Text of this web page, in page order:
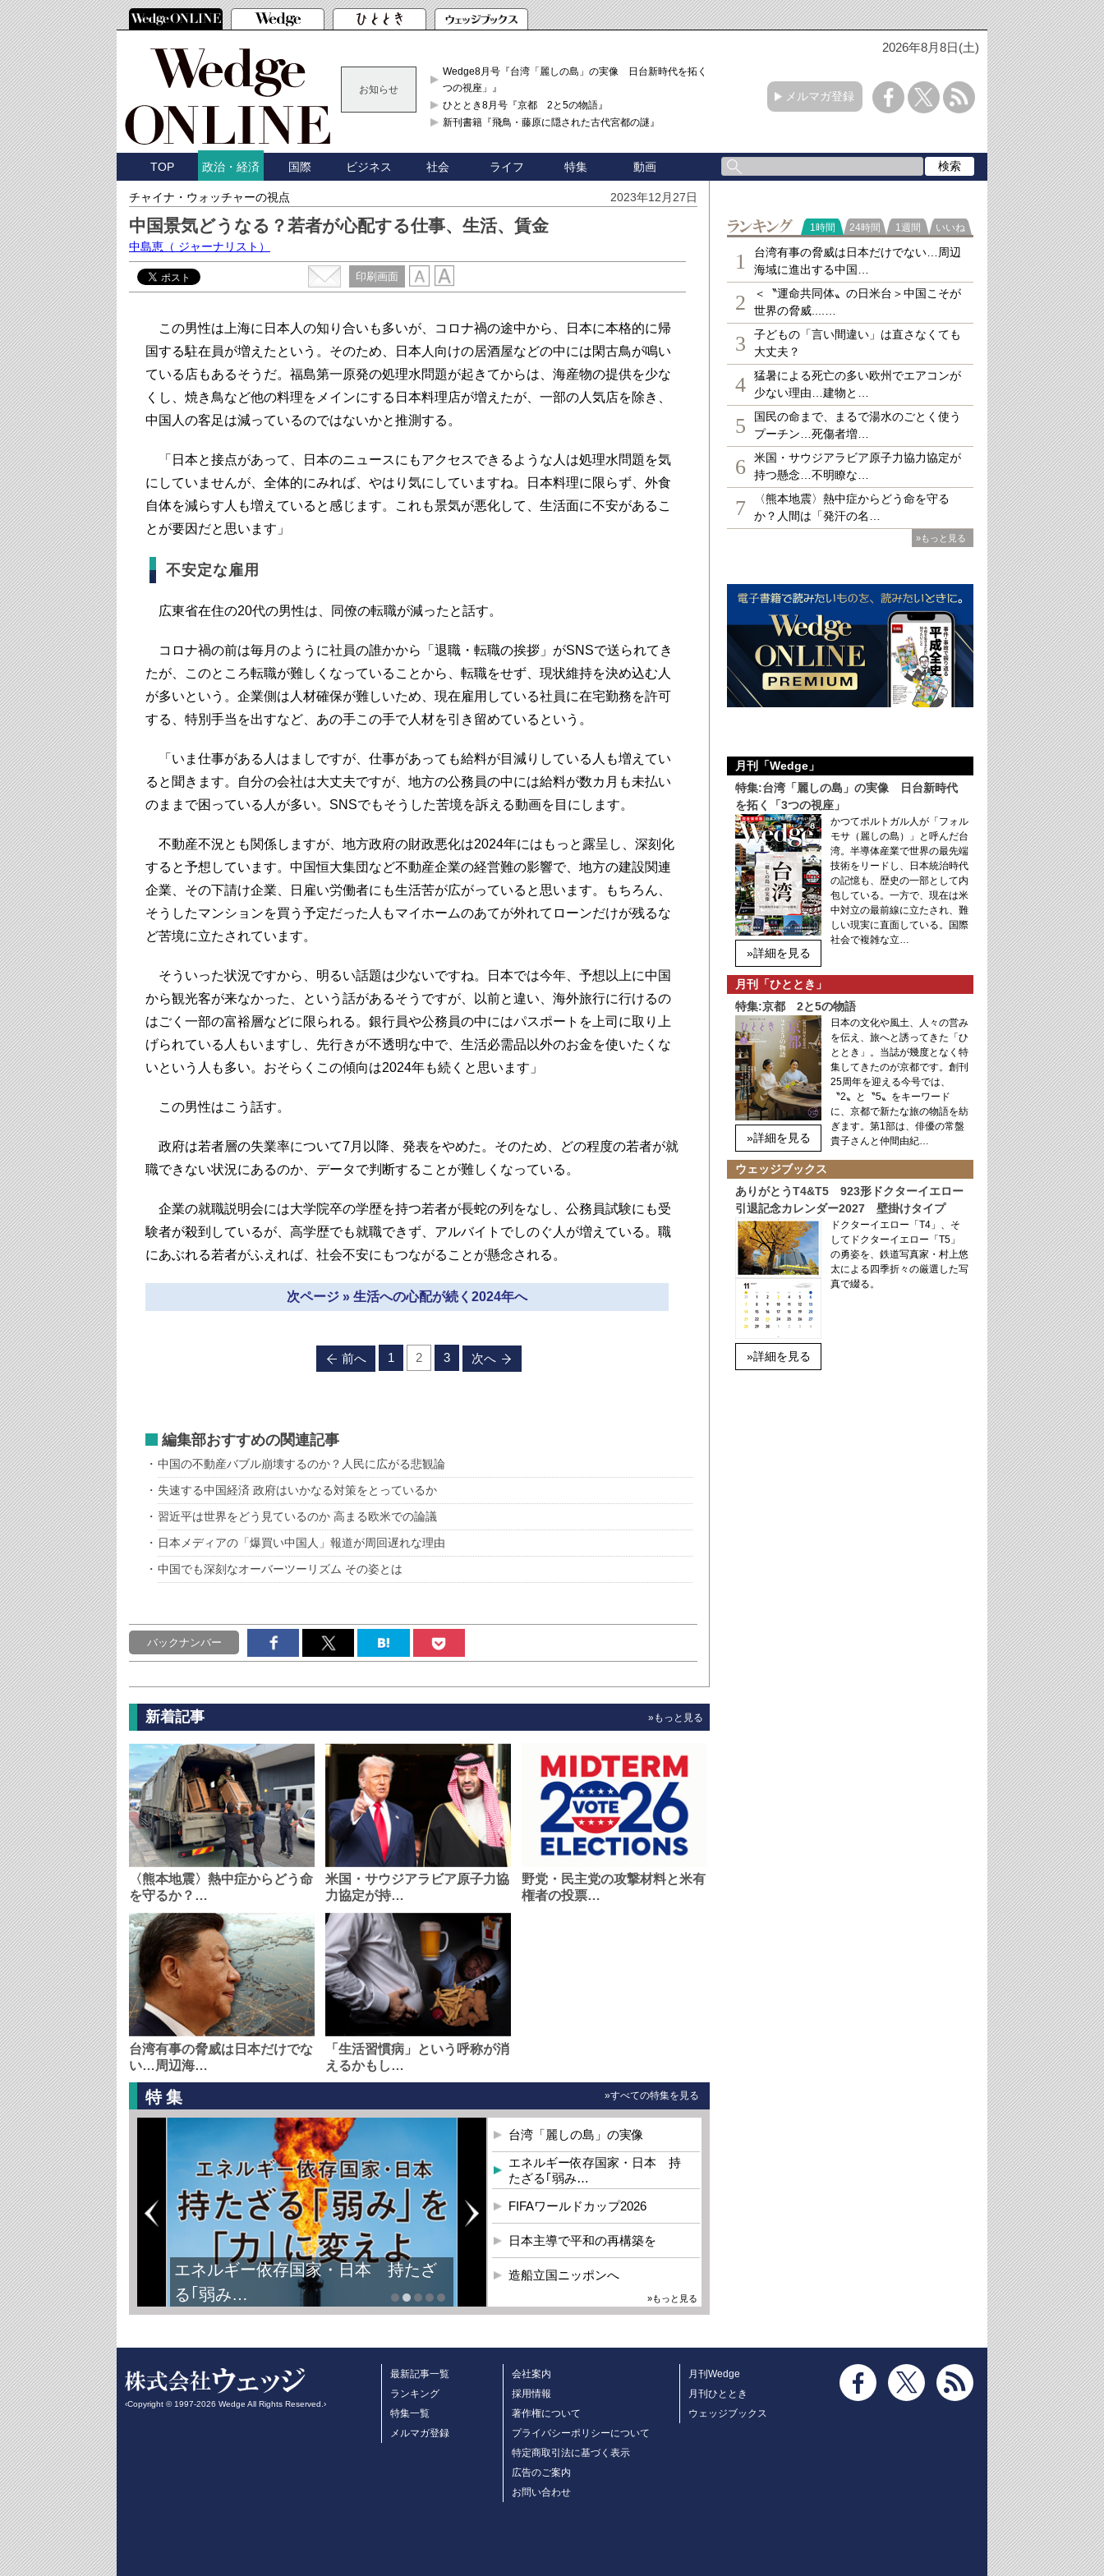
2026年8月8日(土)
お知らせ
Wedge8月号『台湾「麗しの島」の実像 日台新時代を拓く「3
つの視座」』
ひととき8月号『京都 2と5の物語』
新刊書籍『飛鳥・藤原に隠された古代宮都の謎』
メルマガ登録
TOP 政治・経済 国際 ビジネス 社会 ライフ 特集 動画
チャイナ・ウォッチャーの視点 2023年12月27日
中国景気どうなる？若者が心配する仕事、生活、賃金
中島恵 （ ジャーナリスト）
印刷画面
この男性は上海に日本人の知り合いも多いが、コロナ禍の途中から、日本に本格的に帰
国する駐在員が増えたという。そのため、日本人向けの居酒屋などの中には閑古鳥が鳴い
ている店もあるそうだ。福島第一原発の処理水問題が起きてからは、海産物の提供を少な
くし、焼き鳥など他の料理をメインにする日本料理店が増えたが、一部の人気店を除き、
中国人の客足は減っているのではないかと推測する。
「日本と接点があって、日本のニュースにもアクセスできるような人は処理水問題を気
にしていませんが、全体的にみれば、やはり気にしていますね。日本料理に限らず、外食
自体を減らす人も増えていると感じます。これも景気が悪化して、生活面に不安があるこ
とが要因だと思います」
不安定な雇用
広東省在住の20代の男性は、同僚の転職が減ったと話す。
コロナ禍の前は毎月のように社員の誰かから「退職・転職の挨拶」がSNSで送られてき
たが、このところ転職が難しくなっていることから、転職をせず、現状維持を決め込む人
が多いという。企業側は人材確保が難しいため、現在雇用している社員に在宅勤務を許可
する、特別手当を出すなど、あの手この手で人材を引き留めているという。
「いま仕事がある人はましですが、仕事があっても給料が目減りしている人も増えてい
ると聞きます。自分の会社は大丈夫ですが、地方の公務員の中には給料が数カ月も未払い
のままで困っている人が多い。SNSでもそうした苦境を訴える動画を目にします。
不動産不況とも関係しますが、地方政府の財政悪化は2024年にはもっと露呈し、深刻化
すると予想しています。中国恒大集団など不動産企業の経営難の影響で、地方の建設関連
企業、その下請け企業、日雇い労働者にも生活苦が広がっていると思います。もちろん、
そうしたマンションを買う予定だった人もマイホームのあてが外れてローンだけが残るな
ど苦境に立たされています。
そういった状況ですから、明るい話題は少ないですね。日本では今年、予想以上に中国
から観光客が来なかった、という話があるそうですが、以前と違い、海外旅行に行けるの
はごく一部の富裕層などに限られる。銀行員や公務員の中にはパスポートを上司に取り上
げられている人もいますし、先行きが不透明な中で、生活必需品以外のお金を使いたくな
いという人も多い。おそらくこの傾向は2024年も続くと思います」
この男性はこう話す。
政府は若者層の失業率について7月以降、発表をやめた。そのため、どの程度の若者が就
職できない状況にあるのか、データで判断することが難しくなっている。
企業の就職説明会には大学院卒の学歴を持つ若者が長蛇の列をなし、公務員試験にも受
験者が殺到しているが、高学歴でも就職できず、アルバイトでしのぐ人が増えている。職
にあぶれる若者がふえれば、社会不安にもつながることが懸念される。
次ページ » 生活への心配が続く2024年へ
前へ 1 2 3 次へ
編集部おすすめの関連記事
中国の不動産バブル崩壊するのか？人民に広がる悲観論
失速する中国経済 政府はいかなる対策をとっているか
習近平は世界をどう見ているのか 高まる欧米での論議
日本メディアの「爆買い中国人」報道が周回遅れな理由
中国でも深刻なオーバーツーリズム その姿とは
バックナンバー
新着記事 »もっと見る
〈熊本地震〉熱中症からどう命
を守るか？…
米国・サウジアラビア原子力協
力協定が持…
野党・民主党の攻撃材料と米有
権者の投票…
台湾有事の脅威は日本だけでな
い…周辺海…
「生活習慣病」という呼称が消
えるかもし…
特集 »すべての特集を見る
エネルギー依存国家・日本 持たざ
る｢弱み…
台湾「麗しの島」の実像
エネルギー依存国家・日本 持
たざる｢弱み…
FIFAワールドカップ2026
日本主導で平和の再構築を
造船立国ニッポンへ
»もっと見る
ランキング
1時間 24時間 1週間 いいね
1
台湾有事の脅威は日本だけでない…周辺
海域に進出する中国…
2
＜〝運命共同体〟の日米台＞中国こそが
世界の脅威....…
3
子どもの「言い間違い」は直さなくても
大丈夫？
4
猛暑による死亡の多い欧州でエアコンが
少ない理由…建物と…
5
国民の命まで、まるで湯水のごとく使う
プーチン…死傷者増…
6
米国・サウジアラビア原子力協力協定が
持つ懸念…不明瞭な…
7
〈熊本地震〉熱中症からどう命を守る
か？人間は「発汗の名…
»もっと見る
月刊「Wedge」
特集:台湾「麗しの島」の実像 日台新時代
を拓く「3つの視座」
»詳細を見る
かつてポルトガル人が「フォル
モサ（麗しの島）」と呼んだ台
湾。半導体産業で世界の最先端
技術をリードし、日本統治時代
の記憶も、歴史の一部として内
包している。一方で、現在は米
中対立の最前線に立たされ、難
しい現実に直面している。国際
社会で複雑な立…
月刊「ひととき」
特集:京都 2と5の物語
»詳細を見る
日本の文化や風土、人々の営み
を伝え、旅へと誘ってきた「ひ
ととき」。当誌が幾度となく特
集してきたのが京都です。創刊
25周年を迎える今号では、
〝2〟と〝5〟をキーワード
に、京都で新たな旅の物語を紡
ぎます。第1部は、俳優の常盤
貴子さんと仲間由紀…
ウェッジブックス
ありがとうT4&T5 923形ドクターイエロー
引退記念カレンダー2027 壁掛けタイプ
»詳細を見る
ドクターイエロー「T4」、そ
してドクターイエロー「T5」
の勇姿を、鉄道写真家・村上悠
太による四季折々の厳選した写
真で綴る。
‹Copyright © 1997-2026 Wedge All Rights Reserved.›
最新記事一覧
ランキング
特集一覧
メルマガ登録
会社案内
採用情報
著作権について
プライバシーポリシーについて
特定商取引法に基づく表示
広告のご案内
お問い合わせ
月刊Wedge
月刊ひととき
ウェッジブックス